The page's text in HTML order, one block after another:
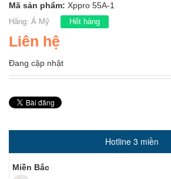
Mã sản phẩm: Xppro 55A-1
Hãng: Á Mỹ Hết hàng
Liên hệ
Đang cập nhật
Hotline 3 miền
Miền Bắc